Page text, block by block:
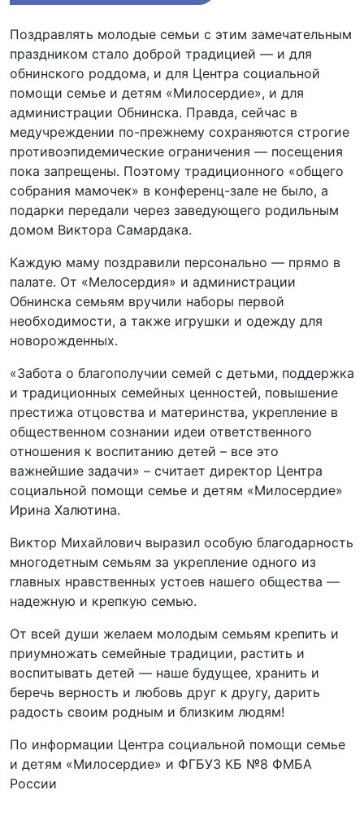
Поздравлять молодые семьи с этим замечательным
праздником стало доброй традицией — и для
обнинского роддома, и для Центра социальной
помощи семье и детям «Милосердие», и для
администрации Обнинска. Правда, сейчас в
медучреждении по-прежнему сохраняются строгие
противоэпидемические ограничения — посещения
пока запрещены. Поэтому традиционного «общего
собрания мамочек» в конференц-зале не было, а
подарки передали через заведующего родильным
домом Виктора Самардака.
Каждую маму поздравили персонально — прямо в
палате. От «Мелосердия» и администрации
Обнинска семьям вручили наборы первой
необходимости, а также игрушки и одежду для
новорожденных.
«Забота о благополучии семей с детьми, поддержка
и традиционных семейных ценностей, повышение
престижа отцовства и материнства, укрепление в
общественном сознании идеи ответственного
отношения к воспитанию детей – все это
важнейшие задачи» – считает директор Центра
социальной помощи семье и детям «Милосердие»
Ирина Халютина.
Виктор Михайлович выразил особую благодарность
многодетным семьям за укрепление одного из
главных нравственных устоев нашего общества —
надежную и крепкую семью.
От всей души желаем молодым семьям крепить и
приумножать семейные традиции, растить и
воспитывать детей — наше будущее, хранить и
беречь верность и любовь друг к другу, дарить
радость своим родным и близким людям!
По информации Центра социальной помощи семье
и детям «Милосердие» и ФГБУЗ КБ №8 ФМБА
России